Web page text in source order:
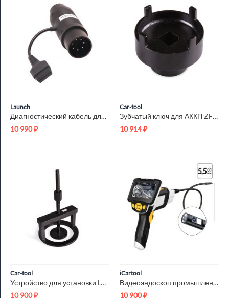
Launch
Диагностический кабель для прицепов 7+7 pin Launch LNC-225
10 990₽
Car-tool
Зубчатый ключ для АККП ZF 4HP16 Car-Tool CT-R018
10 914₽
Car-tool
Устройство для установки LOW REVERSE JF506E Car-Tool CT-R052
10 900₽
iCartool
Видеоэндоскоп промышленный, 4.3", 1Мп, 2 камеры, 1280х720, 1м...
10 900₽